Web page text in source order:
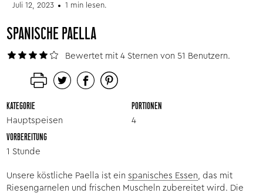
Juli 12, 2023 1 min lesen.
SPANISCHE PAELLA
Bewertet mit 4 Sternen von 51 Benutzern.
KATEGORIE
Hauptspeisen
PORTIONEN
4
VORBEREITUNG
1 Stunde
Unsere köstliche Paella ist einspanisches Essen , das mit
Riesengarnelen und frischen Muscheln zubereitet wird. Die